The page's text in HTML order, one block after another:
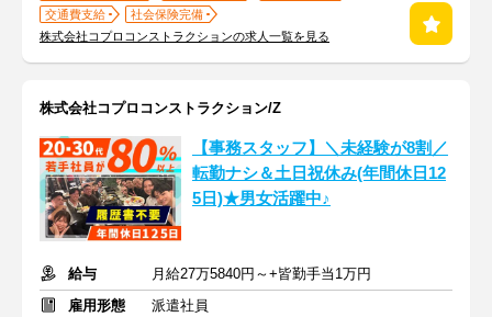
交通費支給
社会保険完備
株式会社コプロコンストラクションの求人一覧を見る
株式会社コプロコンストラクション/Z
【事務スタッフ】＼未経験が8割／
転勤ナシ＆土日祝休み(年間休日12
5日)★男女活躍中♪
給与
月給27万5840円～+皆勤手当1万円
雇用形態
派遣社員